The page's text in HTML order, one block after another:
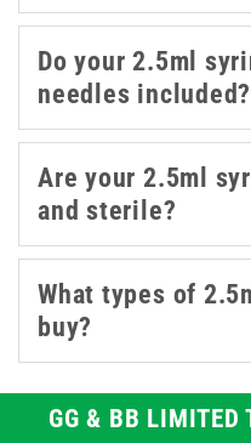
used for injectable or
syringe is an essential
environments.
Do your 2.5ml
needles included?
Are your 2.5ml
and sterile?
What types of
buy?
GG & BB LIMITED